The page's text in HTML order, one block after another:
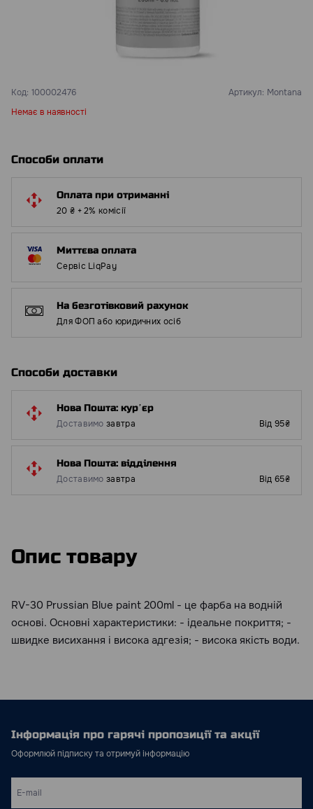
Код: 100002476 Артикул: Montana
Немає в наявності
Способи оплати
Оплата при отриманні
20 ₴ + 2% комісії
Миттєва оплата
Сервіс LiqPay
На безготівковий рахунок
Для ФОП або юридичних осіб
Способи доставки
Нова Пошта: курʼєр
Доставимо завтра Від 95₴
Нова Пошта: відділення
Доставимо завтра Від 65₴
Опис товару
RV-30 Prussian Blue paint 200ml - це фарба на водній
основі. Основні характеристики: - ідеальне покриття; -
швидке висихання і висока адгезія; - висока якість води.
Інформація про гарячі пропозиції та акції
Оформлюй підписку та отримуй інформацію